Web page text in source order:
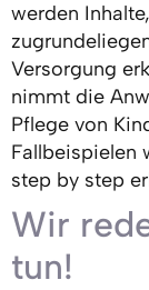
werden
Versorgung
nimmt die
Pflege von
Fallbeispielen
step by step
Wir
tun!